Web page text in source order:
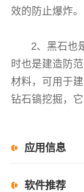
效的防止爆炸。
2、黑石也
时也是建造防
材料，可用于
钻石镐挖掘，
应用信息
软件推荐